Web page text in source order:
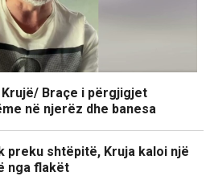
Braçe i përgjigjet
në njerëz dhe banesa
preku shtëpitë, Kruja kaloi një
nga flakët